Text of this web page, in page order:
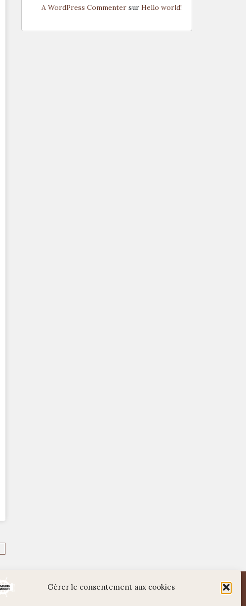
Gérer le consentement aux cookies
A WordPress Commenter sur Hello world!
WordPress Di Restaurant